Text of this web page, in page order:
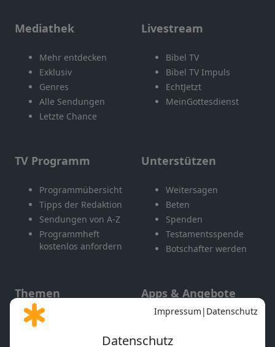
Mediathek
Mehr entdecken
Exklusiv
Genres
Alle Sendungen
Letzte Chance
Livestream
Bibel TV
Bibel TV Impuls
EchtJetzt
MeinGottesdienst
TV Programm
Programmübersicht
Tipps der Redaktion
Sendungen von A-Z
Programmheft
kostenlos anfordern
Unterstützen
Weitersagen
Beten
Spenden
Testamentsspende
Botschafter werden
Themen
Gott und Bibel erklärt
Apps & Angebote
Mobile App